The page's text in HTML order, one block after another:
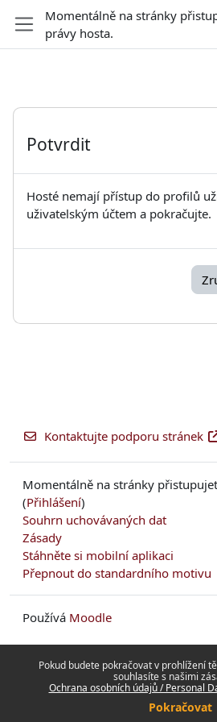
Přejít k hlavnímu obsahu
Pokud budete pokračovat v prohlížení
souhlasíte s našimi
Ochrana osobních údajů / Personal
Pokračovat
Boční panel
Momentálně na stránky
právy hosta.
Potvrdit
Hosté nemají přístup do profilů
uživatelským účtem a pokračujte.
Kontaktujte podporu stránek
Momentálně na stránky
(Přihlášení)
Souhrn uchovávaných dat
Zásady
Stáhněte si mobilní aplikaci
Přepnout do standardního motivu
Používá Moodle